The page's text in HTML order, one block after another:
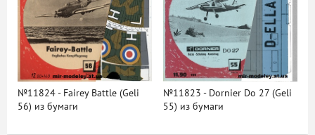
№11824 - Fairey Battle (Geli
56) из бумаги
№11823 - Dornier Do 27 (Geli
55) из бумаги